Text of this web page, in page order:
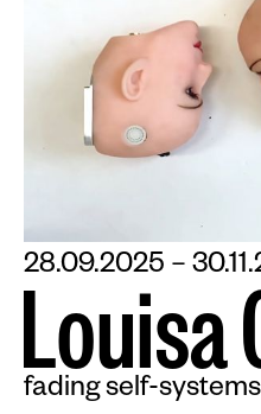
28.09.2025 –
Louisa
fading self-systems